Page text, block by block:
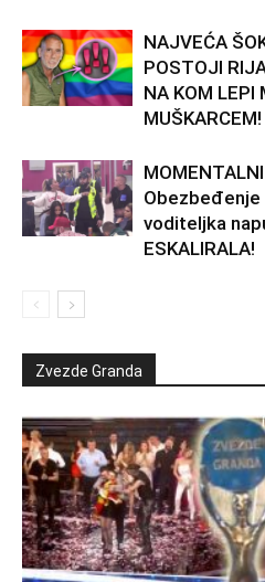
NAJVEĆA
POSTOJI
NA KOM LEPI
MUŠKARCEM!
Obezbeđenje
voditeljka
ESKALIRALA!
Zvezde Granda